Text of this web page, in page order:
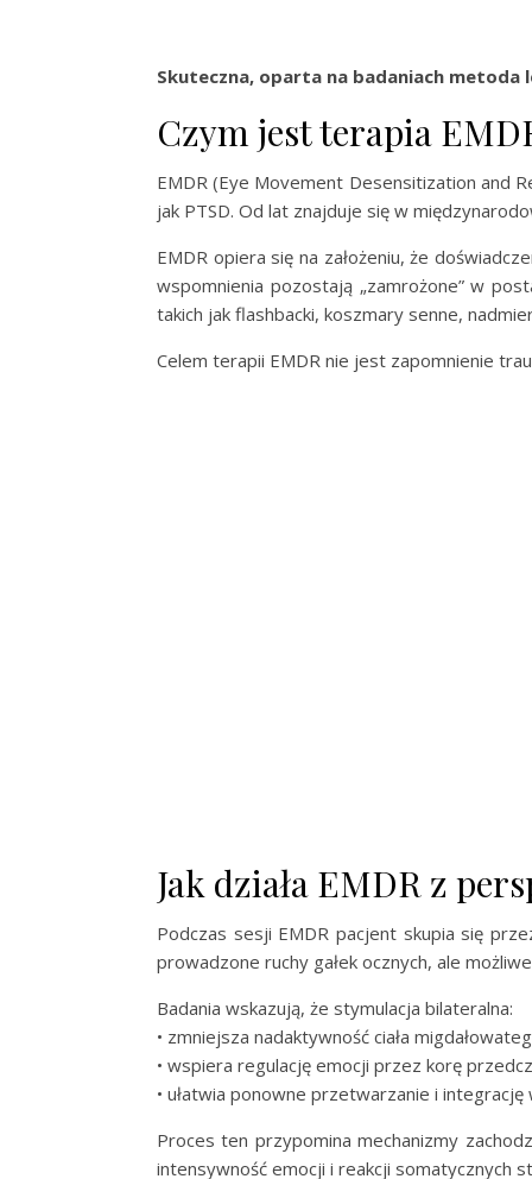
Skuteczna, oparta na badaniach metoda
Czym jest terapia
EMDR (Eye Movement Desensitization and
jak PTSD. Od lat znajduje się w
EMDR opiera się na założeniu, że
wspomnienia pozostają „zamrożone” w
takich jak flashbacki, koszmary senne,
Celem terapii EMDR nie jest zapomnienie
Jak działa EMDR z
Podczas sesji EMDR pacjent skupia się
prowadzone ruchy gałek ocznych, ale
Badania wskazują, że stymulacja bilateralna:
• zmniejsza nadaktywność ciała
• wspiera regulację emocji przez korę
• ułatwia ponowne przetwarzanie i integrację
Proces ten przypomina mechanizmy
intensywność emocji i reakcji somatycznych